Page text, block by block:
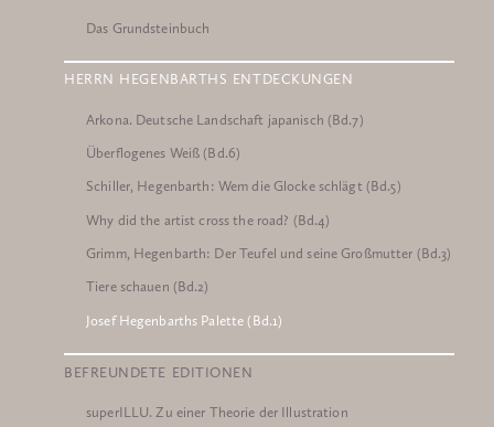
Das Grundsteinbuch
HERRN HEGENBARTHS ENTDECKUNGEN
Arkona. Deutsche Landschaft japanisch (Bd.7)
Überflogenes Weiß (Bd.6)
Schiller, Hegenbarth: Wem die Glocke schlägt (Bd.5)
Why did the artist cross the road? (Bd.4)
Grimm, Hegenbarth: Der Teufel und seine Großmutter (Bd.3)
Tiere schauen (Bd.2)
Josef Hegenbarths Palette (Bd.1)
BEFREUNDETE EDITIONEN
superILLU. Zu einer Theorie der Illustration